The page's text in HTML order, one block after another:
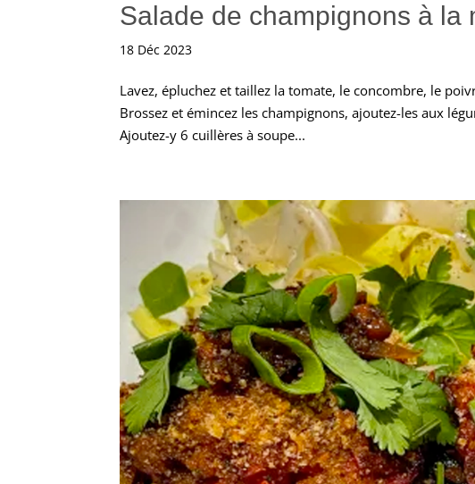
Salade de champignons à la
18 Déc 2023
Lavez, épluchez et taillez la tomate, le concombre, le
Brossez et émincez les champignons, ajoutez-les aux
Ajoutez-y 6 cuillères à soupe...